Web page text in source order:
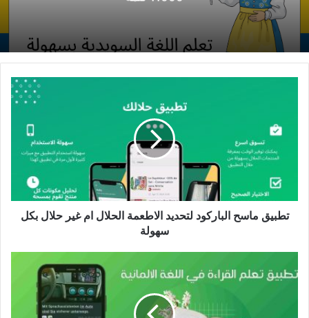
لتحديد
الحلال
حلال
بكلتطبيق ماسح الباركود لتحديد الاطعمة الحلال ام غير حلال بكل
سهولة
القراءة